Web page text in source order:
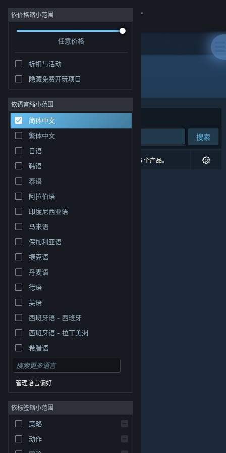
登录
社区
关于
客服
更改语言
获取 Steam 手机应用
查看桌面版网站
© Valve Corporation。保留所有权利。所有商标均为其在
律信息| 无障碍
依价格缩小范围
任意价格
折扣与活动
隐藏免费开玩项目
依语言缩小范围
简体中文
繁体中文
日语
韩语
泰语
阿拉伯语
印度尼西亚语
马来语
保加利亚语
捷克语
丹麦语
德语
英语
西班牙语 - 西班牙
西班牙语 - 拉丁美洲
希腊语
管理语言偏好
依标签缩小范围
策略
动作
开发者: Torch60
排序依据 相关性
搜索
0 个匹配的搜索结果。 根据您的偏好，已排除了 5 个产品。